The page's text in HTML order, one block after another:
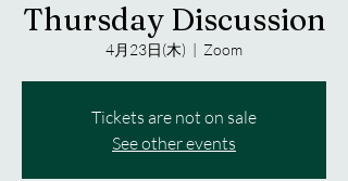
Thursday Discussion
4月23日(木)
  |
Zoom
Tickets are not on sale
See other events